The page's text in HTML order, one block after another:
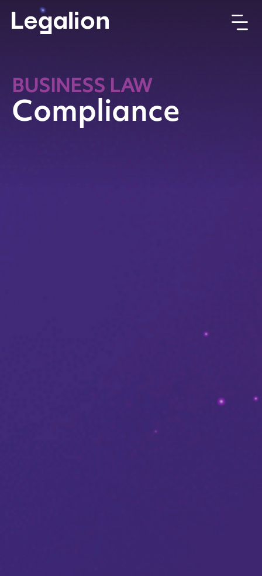
BUSINESS LAW
Compliance